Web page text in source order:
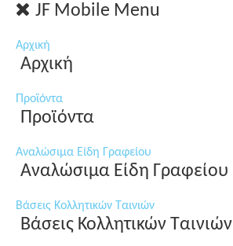
JF Mobile Menu
Αρχική
Αρχική
Προϊόντα
Προϊόντα
Αναλώσιμα Είδη Γραφείου
Αναλώσιμα Είδη Γραφείου
Βάσεις Κολλητικών Ταινιών
Βάσεις Κολλητικών Ταινιών